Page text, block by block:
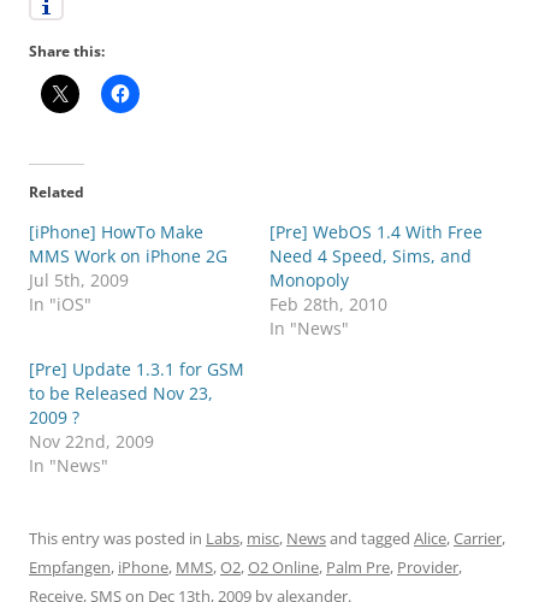
Share this:
Related
[iPhone] HowTo Make
MMS Work on iPhone 2G
Jul 5th, 2009
In "iOS"
[Pre] WebOS 1.4 With Free
Need 4 Speed, Sims, and
Monopoly
Feb 28th, 2010
In "News"
[Pre] Update 1.3.1 for GSM
to be Released Nov 23,
2009 ?
Nov 22nd, 2009
In "News"
This entry was posted in Labs, misc, Newsand tagged Alice,Carrier,
Empfangen, iPhone, MMS,O2,O2 Online, Palm Pre, Provider,
Receive,SMSon Dec 13th, 2009 byalexander.